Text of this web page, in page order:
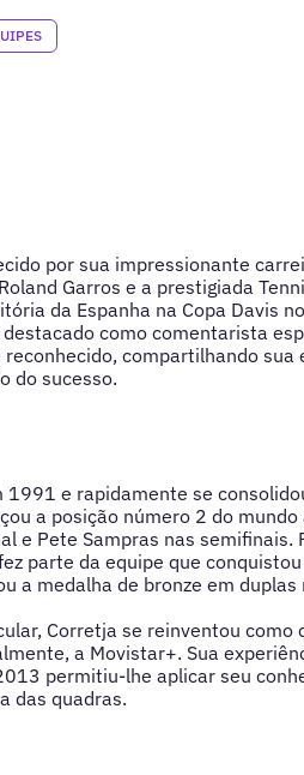
por sua impressionante
Garros e a prestigiada
da Espanha na Copa Davis
como comentarista
compartilhando sua
do sucesso.
e rapidamente se
a posição número 2 do mundo
e Pete Sampras nas semifinais.
parte da equipe que
a medalha de bronze em duplas
Corretja se reinventou como
a Movistar+. Sua
permitiu-lhe aplicar seu
das quadras.